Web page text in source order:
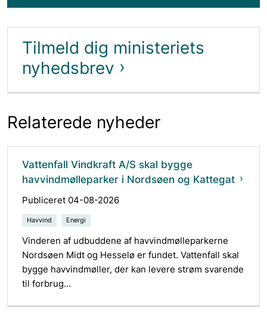
Tilmeld dig ministeriets
nyhedsbrev
Relaterede nyheder
Vattenfall Vindkraft A/S skal bygge
havvindmølleparker i Nordsøen og Kattegat
Publiceret 04-08-2026
Havvind Energi
Vinderen af udbuddene af havvindmølleparkerne
Nordsøen Midt og Hesselø er fundet. Vattenfall skal
bygge havvindmøller, der kan levere strøm svarende
til forbrug...